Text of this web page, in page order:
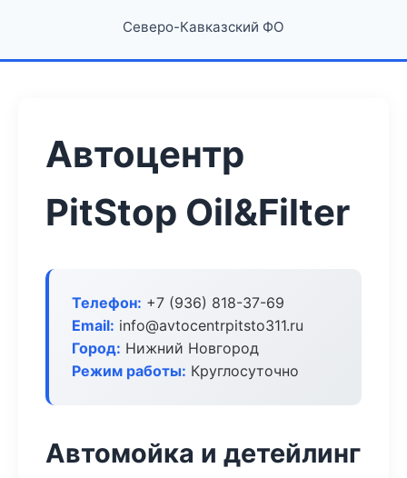
Северо-Кавказский ФО
Автоцентр
PitStop Oil&Filter
Телефон: +7 (936) 818-37-69
Email: info@avtocentrpitsto311.ru
Город: Нижний Новгород
Режим работы: Круглосуточно
Автомойка и детейлинг